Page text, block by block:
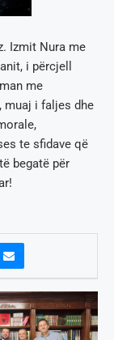
Izmit Nura me
i përcjell
me
muaj i faljes dhe
te sfidave që
begatë për